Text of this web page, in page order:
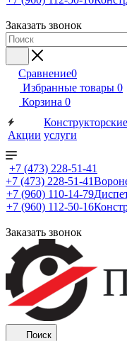
Заказать звонок
Сравнение0
Избранные товары 0
Корзина 0
Акции
Конструкторские
услуги
+7 (473) 228-51-41
+7 (473) 228-51-41
+7 (960) 110-14-79
+7 (960) 112-50-16
Заказать звонок
Поиск